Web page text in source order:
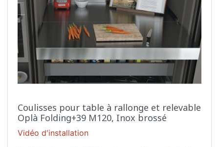
Coulisses pour table à rallonge et relevable
Oplà Folding+39 M120, Inox brossé
Vidéo d'installation